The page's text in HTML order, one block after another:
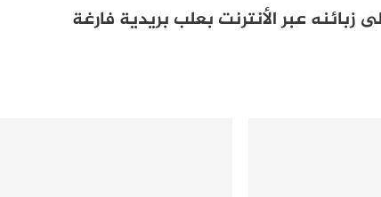
عبر الأنترنت بعلب بريدية فارغة